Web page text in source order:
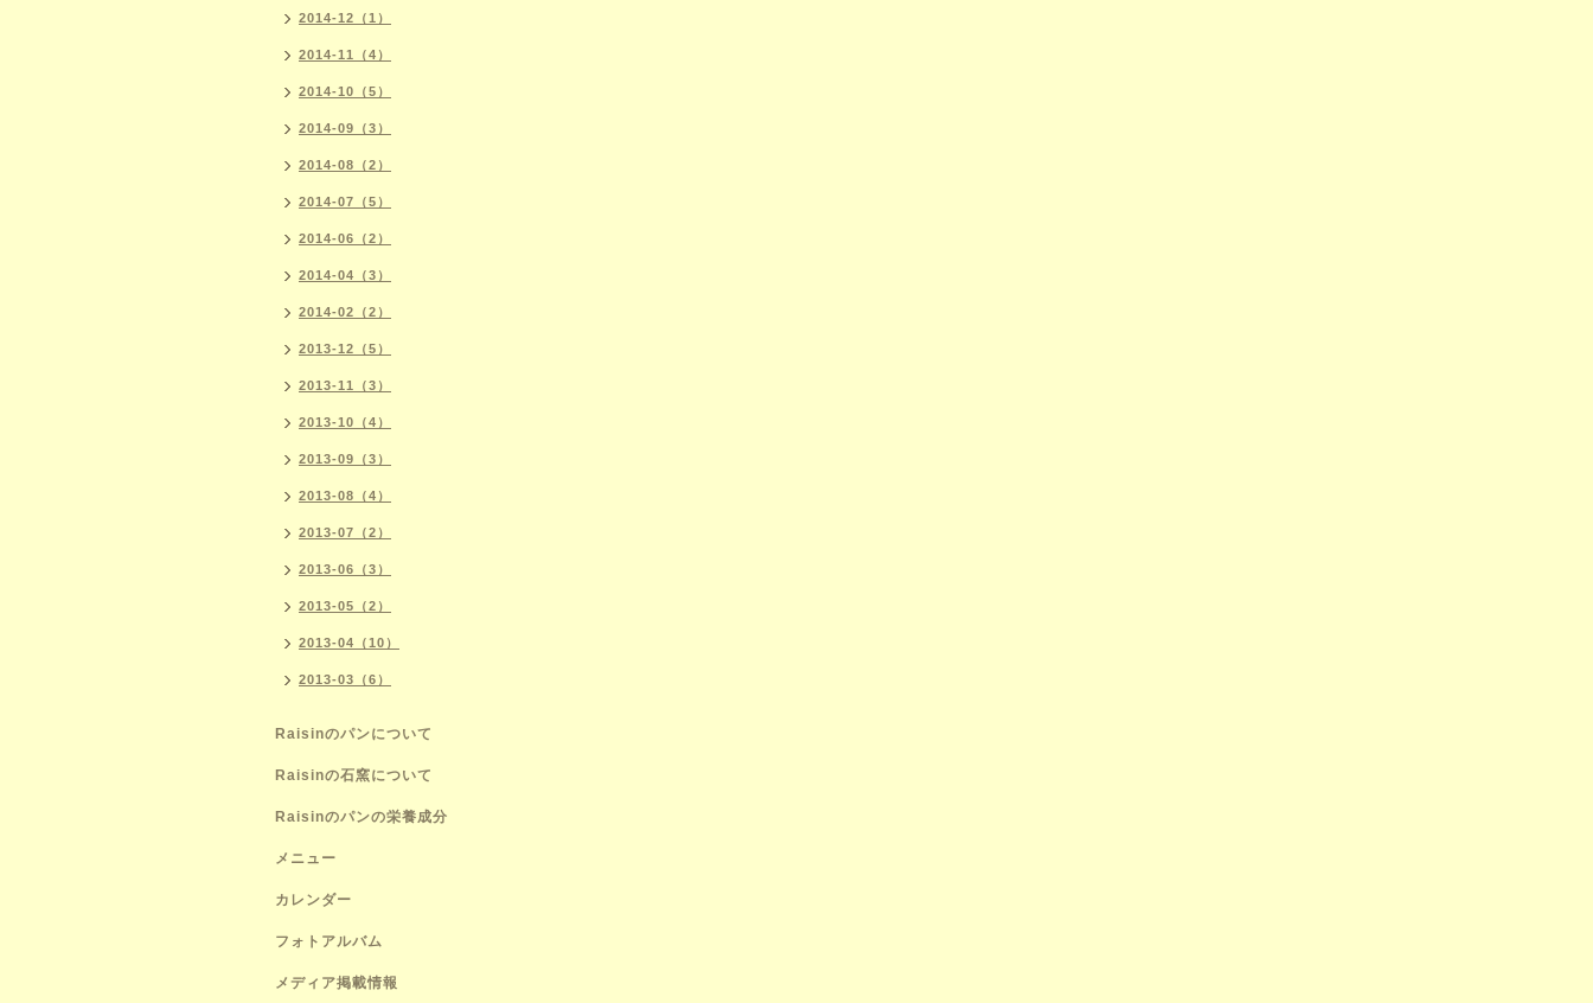
2014-12（1）
2014-11（4）
2014-10（5）
2014-09（3）
2014-08（2）
2014-07（5）
2014-06（2）
2014-04（3）
2014-02（2）
2013-12（5）
2013-11（3）
2013-10（4）
2013-09（3）
2013-08（4）
2013-07（2）
2013-06（3）
2013-05（2）
2013-04（10）
2013-03（6）
Raisinのパンについて
Raisinの石窯について
Raisinのパンの栄養成分
メニュー
カレンダー
フォトアルバム
メディア掲載情報